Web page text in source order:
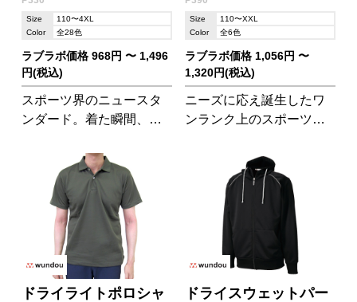
Size
110〜4XL
Color
全28色
ラブラボ価格 968円 〜 1,496
円(税込)
スポーツ界のニュースタ
ンダード。着た瞬間、心
Size
110〜XXL
Color
全6色
ラブラボ価格 1,056円 〜
1,320円(税込)
ニーズに応え誕生したワ
ンランク上のスポーツス
ドライライトポロシャ
ドライスウェットパー